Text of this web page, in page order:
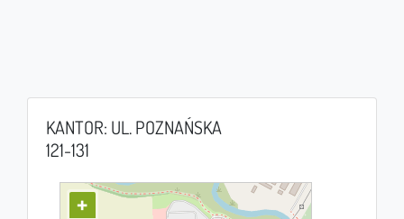
KANTOR: UL. POZNAŃSKA
121-131
+